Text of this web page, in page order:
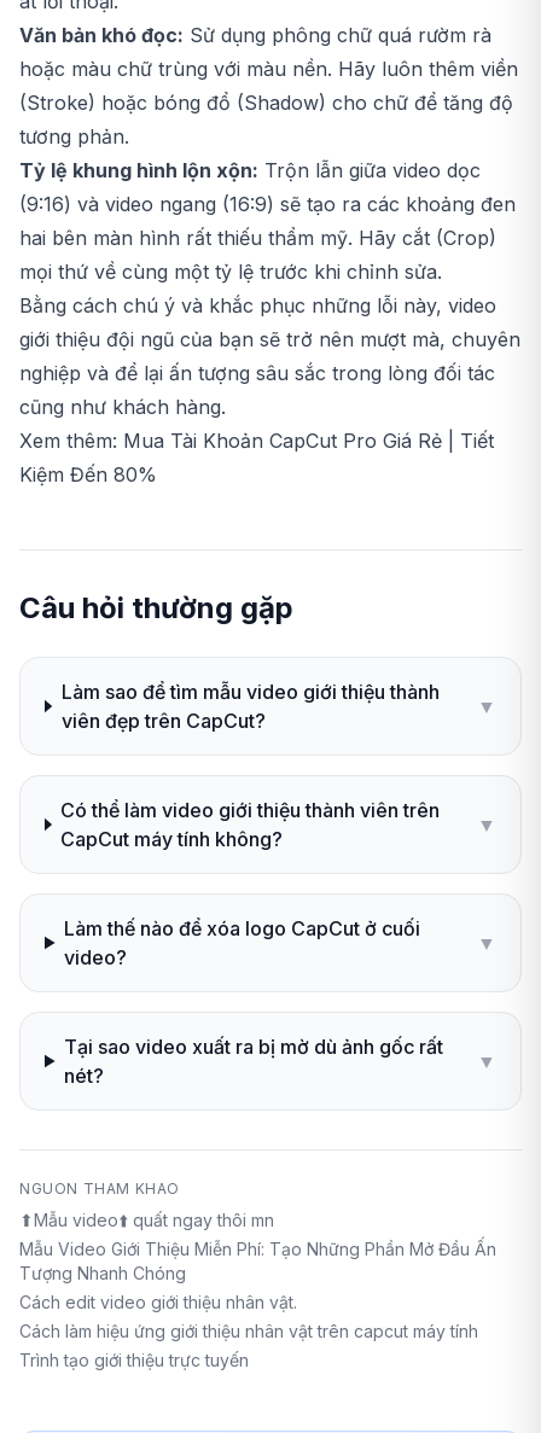
Văn bản khó đọc: Sử dụng phông chữ quá rườm rà
hoặc màu chữ trùng với màu nền. Hãy luôn thêm viền
(Stroke) hoặc bóng đổ (Shadow) cho chữ để tăng độ
tương phản.
Tỷ lệ khung hình lộn xộn: Trộn lẫn giữa video dọc
(9:16) và video ngang (16:9) sẽ tạo ra các khoảng đen
hai bên màn hình rất thiếu thẩm mỹ. Hãy cắt (Crop)
mọi thứ về cùng một tỷ lệ trước khi chỉnh sửa.
Bằng cách chú ý và khắc phục những lỗi này, video
giới thiệu đội ngũ của bạn sẽ trở nên mượt mà, chuyên
nghiệp và để lại ấn tượng sâu sắc trong lòng đối tác
cũng như khách hàng.
Xem thêm: Mua Tài Khoản CapCut Pro Giá Rẻ | Tiết
Kiệm Đến 80%
Câu hỏi thường gặp
Làm sao để tìm mẫu video giới thiệu thành
viên đẹp trên CapCut?
▼
Có thể làm video giới thiệu thành viên trên
CapCut máy tính không?
▼
Làm thế nào để xóa logo CapCut ở cuối
video?
▼
Tại sao video xuất ra bị mờ dù ảnh gốc rất
nét?
▼
NGUON THAM KHAO
⬆Mẫu video⬆️ quất ngay thôi mn
Mẫu Video Giới Thiệu Miễn Phí: Tạo Những Phần Mở Đầu Ấn
Tượng Nhanh Chóng
Cách edit video giới thiệu nhân vật.
Cách làm hiệu ứng giới thiệu nhân vật trên capcut máy tính
Trình tạo giới thiệu trực tuyến